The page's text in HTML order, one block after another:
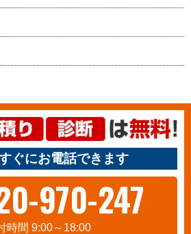
ぐにお電話できます
970-247
時間 9:00～18:00